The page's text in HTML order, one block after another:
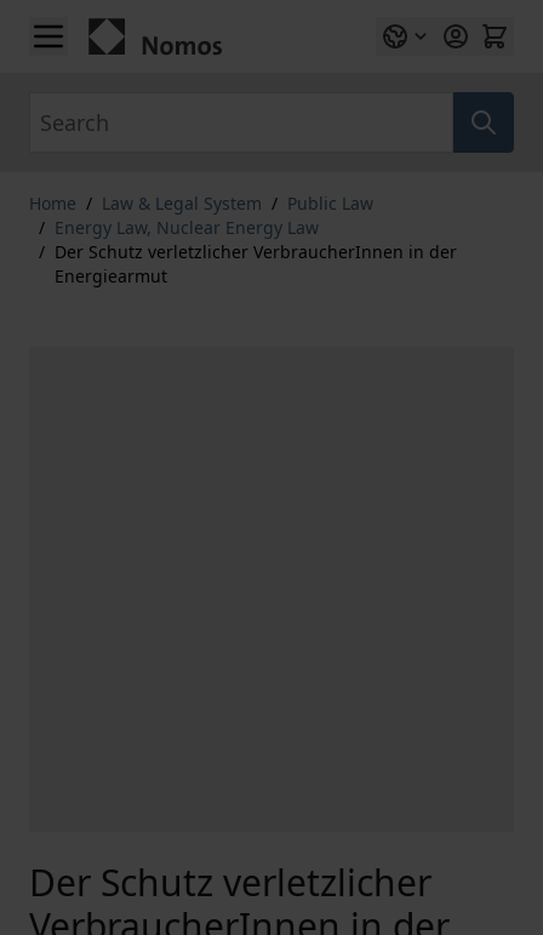
Skip to Content
Home / Law & Legal System / Public Law
/ Energy Law, Nuclear Energy Law
/ Der Schutz verletzlicher VerbraucherInnen in der
Energiearmut
Der Schutz verletzlicher